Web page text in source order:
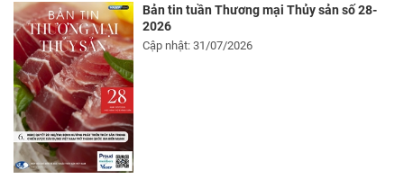
Bản tin tuần Thương mại Thủy sản số 28-
2026
Cập nhật: 31/07/2026